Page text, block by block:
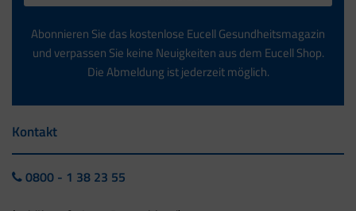
Abonnieren Sie das kostenlose Eucell Gesundheitsmagazin
und verpassen Sie keine Neuigkeiten aus dem Eucell Shop.
Die Abmeldung ist jederzeit möglich.
Kontakt
0800 - 1 38 23 55